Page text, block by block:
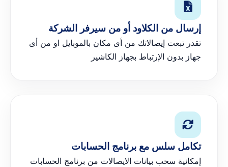
إرسال من الكلاود أو من سيرفر الشركة
تقدر تبعت إيصالاتك من أى مكان بالموبايل او من أى
جهاز بدون الإرتباط بجهاز الكاشير
تكامل سلس مع برنامج الحسابات
إمكانية سحب بيانات الايصالات من برنامج الحسابات